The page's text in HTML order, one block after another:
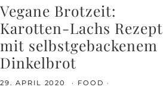
Vegane Brotzeit:
Karotten-Lachs Rezept
mit selbstgebackenem
Dinkelbrot
29. APRIL 2020
FOOD